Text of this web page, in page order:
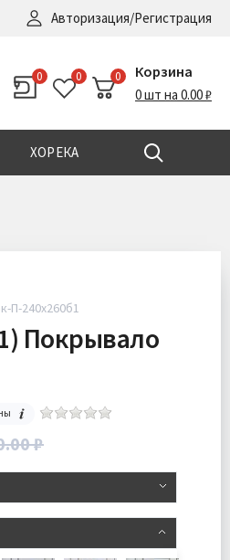
Авторизация/Регистрация
0 0 0 Корзина
0 шт на 0.00 ₽
ХОРЕКА
Регистрация
П-240х260б1
Покрывало
₽